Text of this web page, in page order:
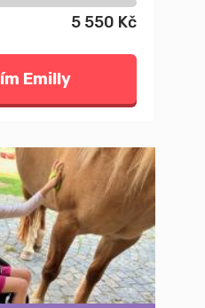
5 550 Kč
Emilly